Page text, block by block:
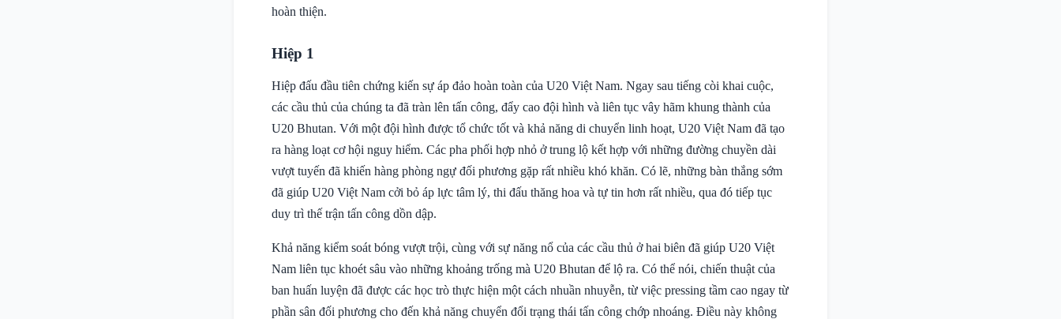
hoàn thiện.
Hiệp 1
Hiệp đấu đầu tiên chứng kiến sự áp đảo hoàn toàn của U20 Việt Nam. Ngay sau tiếng còi khai cuộc,
các cầu thủ của chúng ta đã tràn lên tấn công, đẩy cao đội hình và liên tục vây hãm khung thành của
U20 Bhutan. Với một đội hình được tổ chức tốt và khả năng di chuyển linh hoạt, U20 Việt Nam đã tạo
ra hàng loạt cơ hội nguy hiểm. Các pha phối hợp nhỏ ở trung lộ kết hợp với những đường chuyền dài
vượt tuyến đã khiến hàng phòng ngự đối phương gặp rất nhiều khó khăn. Có lẽ, những bàn thắng sớm
đã giúp U20 Việt Nam cởi bỏ áp lực tâm lý, thi đấu thăng hoa và tự tin hơn rất nhiều, qua đó tiếp tục
duy trì thế trận tấn công dồn dập.
Khả năng kiểm soát bóng vượt trội, cùng với sự năng nổ của các cầu thủ ở hai biên đã giúp U20 Việt
Nam liên tục khoét sâu vào những khoảng trống mà U20 Bhutan để lộ ra. Có thể nói, chiến thuật của
ban huấn luyện đã được các học trò thực hiện một cách nhuần nhuyễn, từ việc pressing tầm cao ngay từ
phần sân đối phương cho đến khả năng chuyển đổi trạng thái tấn công chớp nhoáng. Điều này không